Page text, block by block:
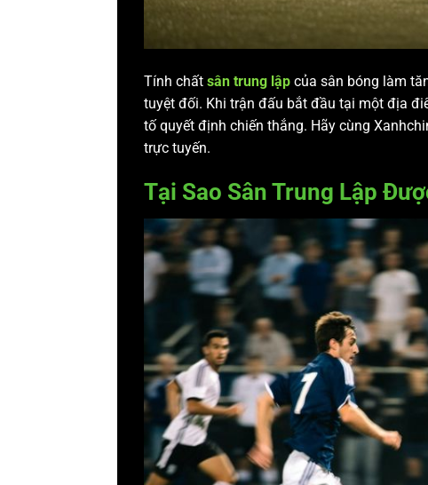
Tính chất sân trung lập của sân bóng làm
tuyệt đối. Khi trận đấu bắt đầu tại một địa
tố quyết định chiến thắng. Hãy cùng
trực tuyến.
Tại Sao Sân Trung Lập